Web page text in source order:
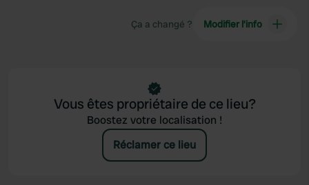
Ça a changé ? Modifier l’info
Vous êtes propriétaire de ce lieu?
Boostez votre localisation !
Réclamer ce lieu